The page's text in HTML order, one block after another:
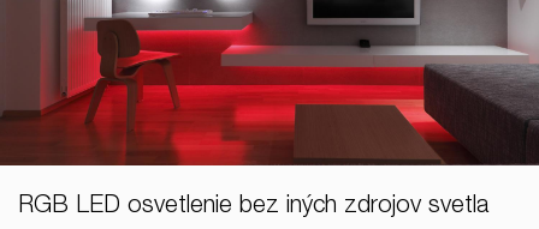
RGB LED osvetlenie bez iných zdrojov svetla